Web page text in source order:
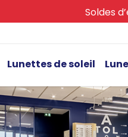
Soldes
Lunettes de soleil